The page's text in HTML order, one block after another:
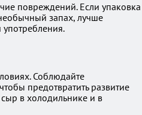
повреждений. Если упаковка
запах, лучше
употребления.
Соблюдайте
предотвратить развитие
в холодильнике и в